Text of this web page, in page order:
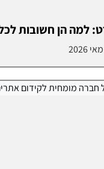
למה הן חשובות